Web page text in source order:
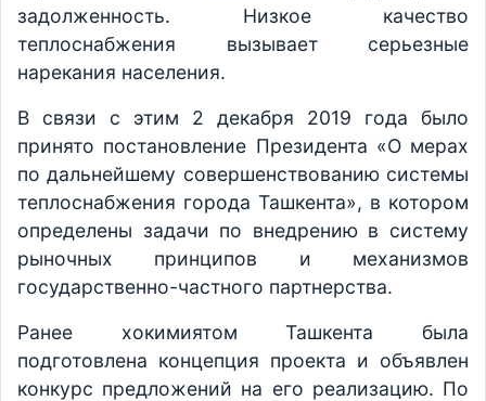
задолженность. Низкое качество
теплоснабжения вызывает серьезные
нарекания населения.
В связи с этим 2 декабря 2019 года было
принято постановление Президента «О мерах
по дальнейшему совершенствованию системы
теплоснабжения города Ташкента», в котором
определены задачи по внедрению в систему
рыночных принципов и механизмов
государственно-частного партнерства.
Ранее хокимиятом Ташкента была
подготовлена концепция проекта и объявлен
конкурс предложений на его реализацию. По